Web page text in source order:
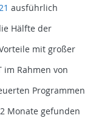
ausführlich
Hälfte der
mit großer
im Rahmen von
Programmen
Monate gefunden